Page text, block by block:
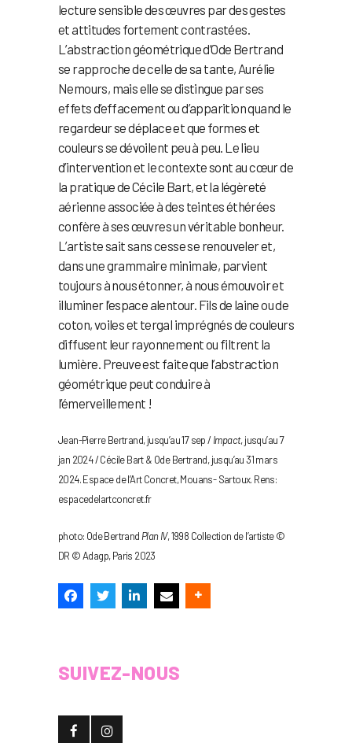
lecture sensible des œuvres par des gestes
et attitudes fortement contrastées.
L’abstraction géométrique d’Ode Bertrand
se rapproche de celle de sa tante, Aurélie
Nemours, mais elle se distingue par ses
effets d’effacement ou d’apparition quand le
regardeur se déplace et que formes et
couleurs se dévoilent peu à peu. Le lieu
d’intervention et le contexte sont au cœur de
la pratique de Cécile Bart, et la légèreté
aérienne associée à des teintes éthérées
confère à ses œuvres un véritable bonheur.
L’artiste sait sans cesse se renouveler et,
dans une grammaire minimale, parvient
toujours à nous étonner, à nous émouvoir et
illuminer l’espace alentour. Fils de laine ou de
coton, voiles et tergal imprégnés de couleurs
diffusent leur rayonnement ou filtrent la
lumière. Preuve est faite que l’abstraction
géométrique peut conduire à
l’émerveillement !
Jean-Pierre Bertrand, jusqu’au 17 sep /Impact, jusqu’au 7
jan 2024 / Cécile Bart & Ode Bertrand, jusqu’au 31 mars
2024. Espace de l’Art Concret, Mouans- Sartoux. Rens:
espacedelartconcret.fr
photo: Ode Bertrand Plan IV, 1998 Collection de l’artiste ©
DR © Adagp, Paris 2023
SUIVEZ-NOUS